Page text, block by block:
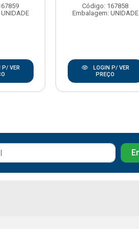
P/ VER
Código: 167858
Embalagem: UNIDADE
LOGIN P/ VER
PREÇO